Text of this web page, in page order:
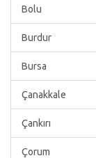
Bolu
Burdur
Bursa
Çanakkale
Çankırı
Çorum